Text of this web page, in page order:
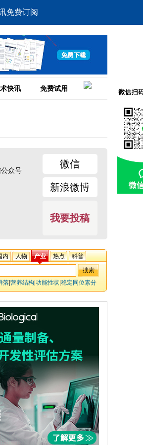
免费订阅
快讯 免费试用
众号
微信
新浪微博
我要投稿
内 人物 产业 热点 科普
落 营养结构 功能性状 稳定同位素分